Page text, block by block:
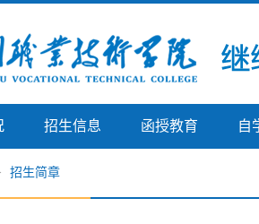
招生信息 函授教育 自
招生简章